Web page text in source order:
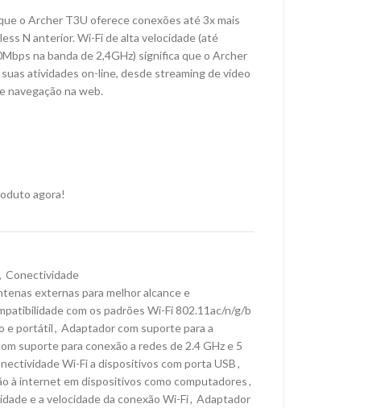
o Archer T3U oferece conexões até 3x mais
N anterior. Wi-Fi de alta velocidade (até
na banda de 2,4GHz) significa que o Archer
atividades on-line, desde streaming de vídeo
navegação na web.
agora!
, Conectividade
externas para melhor alcance e
com os padrões Wi-Fi 802.11ac/n/g/b
e portátil, Adaptador com suporte para a
suporte para conexão a redes de 2.4 GHz e 5
Wi-Fi a dispositivos com porta USB,
à internet em dispositivos como computadores,
e a velocidade da conexão Wi-Fi, Adaptador